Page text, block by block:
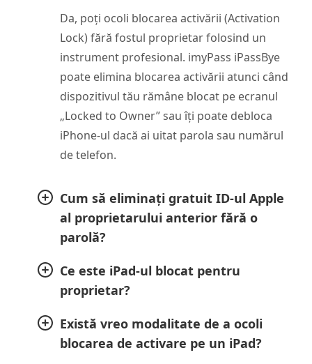
Da, poți ocoli blocarea activării (Activation
Lock) fără fostul proprietar folosind un
instrument profesional. imyPass iPassBye
poate elimina blocarea activării atunci când
dispozitivul tău rămâne blocat pe ecranul
„Locked to Owner” sau îți poate debloca
iPhone-ul dacă ai uitat parola sau numărul
de telefon.
Cum să eliminați gratuit ID-ul Apple
al proprietarului anterior fără o
parolă?
Ce este iPad-ul blocat pentru
proprietar?
Există vreo modalitate de a ocoli
blocarea de activare pe un iPad?